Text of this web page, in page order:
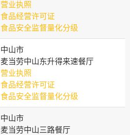
营业执照
食品经营许可证
食品安全监督量化分级
中山市
麦当劳中山东升得来速餐厅
营业执照
食品经营许可证
食品安全监督量化分级
中山市
麦当劳中山三路餐厅